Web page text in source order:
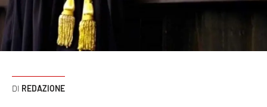
Sanità
REDAZIONE